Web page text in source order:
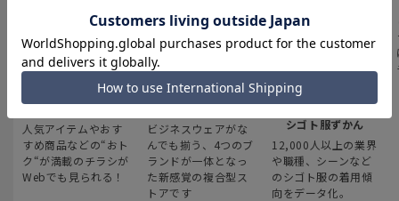
最新のお買い得情報
人気アイテムやおす
すめ商品などの“おト
ク“が満載のチラシが
Webでも見られる！
スーツスクエア
ビジネスウェアがな
んでも揃う、4つのブ
ランドが一体となっ
た新感覚の複合型ス
トアです
みんなの
シゴト服ずかん
12,000人以上の業界
や職種、シーンなど
のシゴト服の着用傾
向をデータ化。